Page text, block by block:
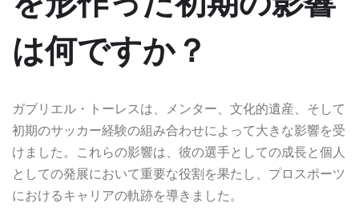
は何ですか？
ガブリエル・トーレスは、メンター、文化的遺産、そして
初期のサッカー経験の組み合わせによって大きな影響を受
けました。これらの影響は、彼の選手としての成長と個人
としての発展において重要な役割を果たし、プロスポーツ
におけるキャリアの軌跡を導きました。